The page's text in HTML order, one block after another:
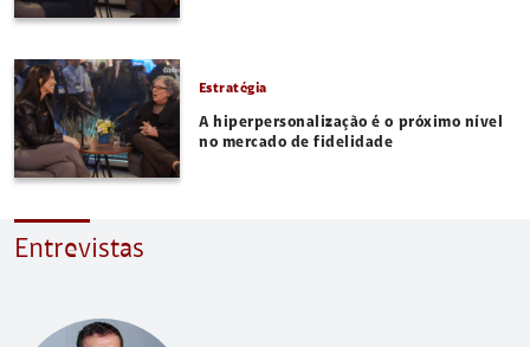
Estratégia
A hiperpersonalização é o próximo nível
no mercado de fidelidade
Entrevistas